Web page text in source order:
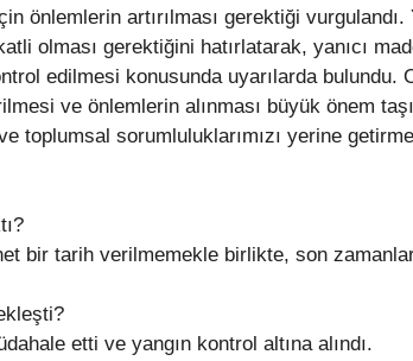
önlemlerin artırılması gerektiği vurgulandı.
olması gerektiğini hatırlatarak, yanıcı
edilmesi konusunda uyarılarda bulundu.
ve önlemlerin alınması büyük önem
toplumsal sorumluluklarımızı yerine
bir tarih verilmemekle birlikte, son
etti ve yangın kontrol altına alındı.